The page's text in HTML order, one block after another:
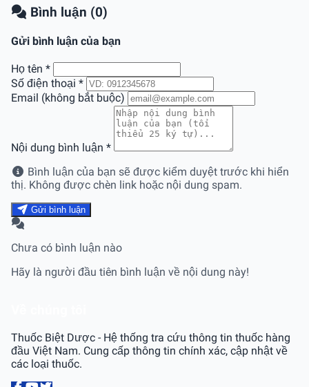
Bình luận (0)
Gửi bình luận của bạn
Họ tên *
Số điện thoại *
Email (không bắt buộc)
Nội dung bình luận *
Bình luận của bạn sẽ được kiểm duyệt trước khi hiển
thị. Không được chèn link hoặc nội dung spam.
Gửi bình luận
Chưa có bình luận nào
Hãy là người đầu tiên bình luận về nội dung này!
Thuốc Biệt Dược - Hệ thống tra cứu thông tin thuốc hàng
đầu Việt Nam. Cung cấp thông tin chính xác, cập nhật về
các loại thuốc.